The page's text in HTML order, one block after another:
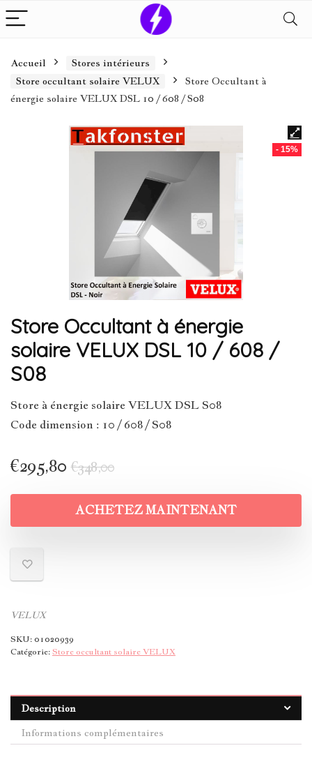
Accueil
Stores intérieurs
Store occultant solaire VELUX
Store Occultant à
énergie solaire VELUX DSL 10 / 608 / S08
- 15%
Store Occultant à énergie
solaire VELUX DSL 10 / 608 /
S08
Store à énergie solaire VELUX DSL S08
Code dimension : 10 / 608 / S08
€348,00
€295,80
ACHETEZ MAINTENANT
VELUX
SKU:01020939
Catégorie:Store occultant solaire VELUX
Description
Informations complémentaires